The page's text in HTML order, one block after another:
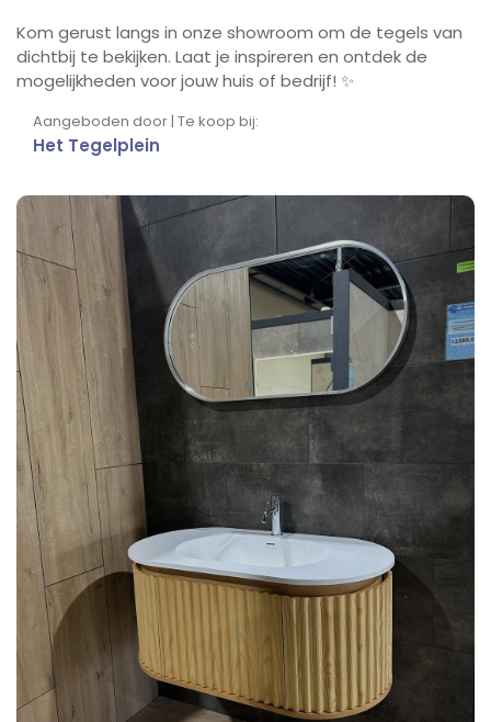
Kom gerust langs in onze showroom om de tegels van
dichtbij te bekijken. Laat je inspireren en ontdek de
mogelijkheden voor jouw huis of bedrijf! ✨
Aangeboden door | Te koop bij:
Het Tegelplein